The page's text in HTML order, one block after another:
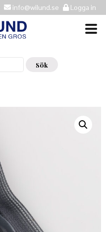
info@wilund.se Logga in
Sök